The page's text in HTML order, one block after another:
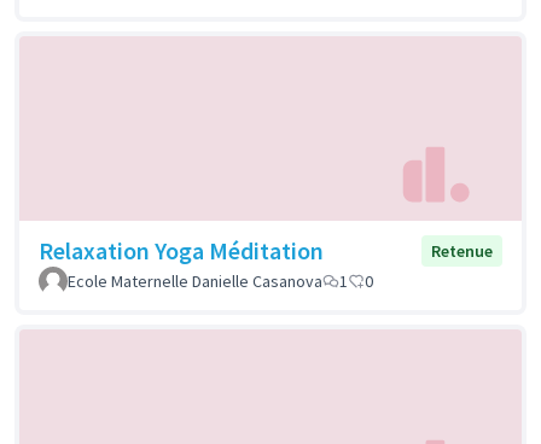
Relaxation Yoga Méditation
Retenue
Ecole Maternelle Danielle Casanova
1 0